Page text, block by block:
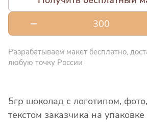
Разрабатываем макет бесплатно,
любую точку России
5гр шоколад с логотипом,
текстом заказчика на